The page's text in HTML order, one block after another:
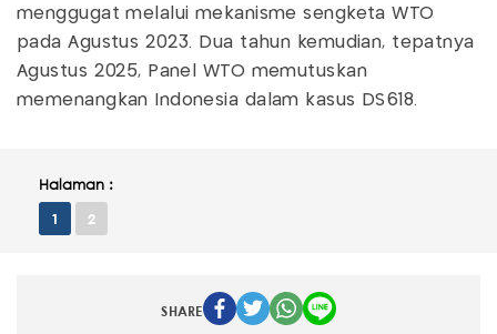
menggugat melalui mekanisme sengketa WTO
pada Agustus 2023. Dua tahun kemudian, tepatnya
Agustus 2025, Panel WTO memutuskan
memenangkan Indonesia dalam kasus DS618.
Halaman :
1 2
SHARE